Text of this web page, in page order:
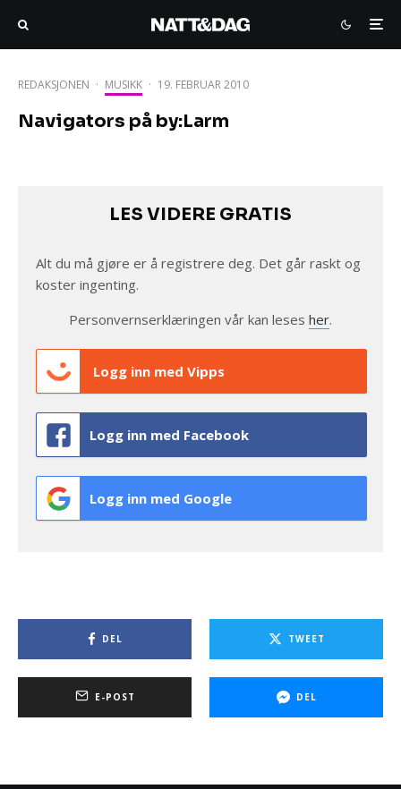
REDAKSJONEN · MUSIKK · 19. FEBRUAR 2010
Navigators på by:Larm
LES VIDERE GRATIS
Alt du må gjøre er å registrere deg. Det går raskt og
koster ingenting.
Personvernserklæringen vår kan leses her.
Logg inn med Vipps
Logg inn med Facebook
Logg inn med Google
DEL TWEET
E-POST DEL